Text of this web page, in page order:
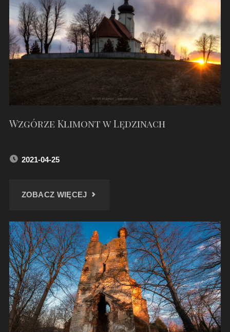
–
MAJ
Wzgórze Klimont w Lędzinach
2021-04-25
ZOBACZ WIĘCEJ"WZGÓRZE
W
LĘDZINACH"